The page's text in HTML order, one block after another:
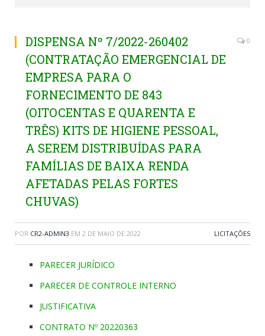
DISPENSA Nº 7/2022-260402
(CONTRATAÇÃO EMERGENCIAL DE
EMPRESA PARA O
FORNECIMENTO DE 843
(OITOCENTAS E QUARENTA E
TRÊS) KITS DE HIGIENE PESSOAL,
A SEREM DISTRIBUÍDAS PARA
FAMÍLIAS DE BAIXA RENDA
AFETADAS PELAS FORTES
CHUVAS)
0
POR CR2-ADMIN3 EM 2 DE MAIO DE 2022 LICITAÇÕES
PARECER JURÍDICO
PARECER DE CONTROLE INTERNO
JUSTIFICATIVA
CONTRATO Nº 20220363